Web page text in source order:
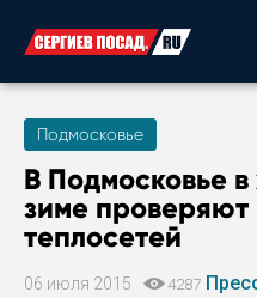
Подмосковье
В Подмосковье в
зиме
теплосетей
06 июля 2015 4287